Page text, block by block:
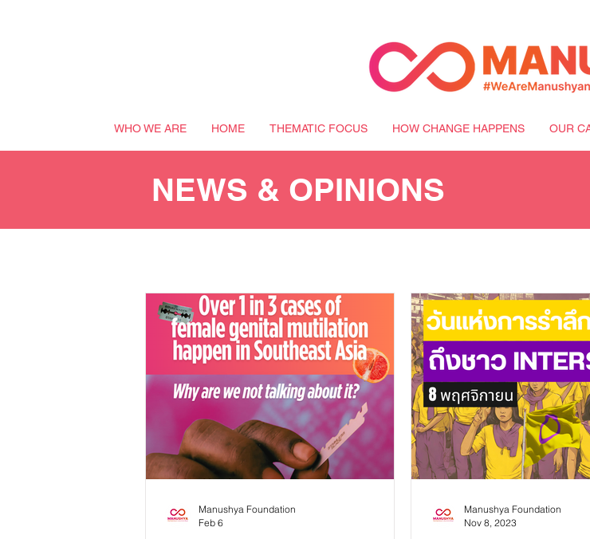
WHO WE ARE HOME THEMATIC FOCUS HOW CHANGE HAPPENS OUR
NEWS & OPINIONS
Manushya Foundation
Feb 6
Manushya Foundation
Nov 8, 2023